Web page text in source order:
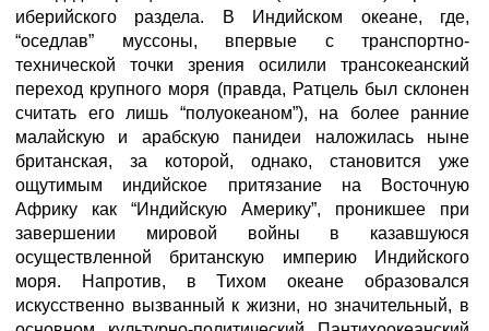
иберийского раздела. В Индийском океане, где,
“оседлав” муссоны, впервые с транспортно-
технической точки зрения осилили трансокеанский
переход крупного моря (правда, Ратцель был склонен
считать его лишь “полуокеаном”), на более ранние
малайскую и арабскую панидеи наложилась ныне
британская, за которой, однако, становится уже
ощутимым индийское притязание на Восточную
Африку как “Индийскую Америку”, проникшее при
завершении мировой войны в казавшуюся
осуществленной британскую империю Индийского
моря. Напротив, в Тихом океане образовался
искусственно вызванный к жизни, но значительный, в